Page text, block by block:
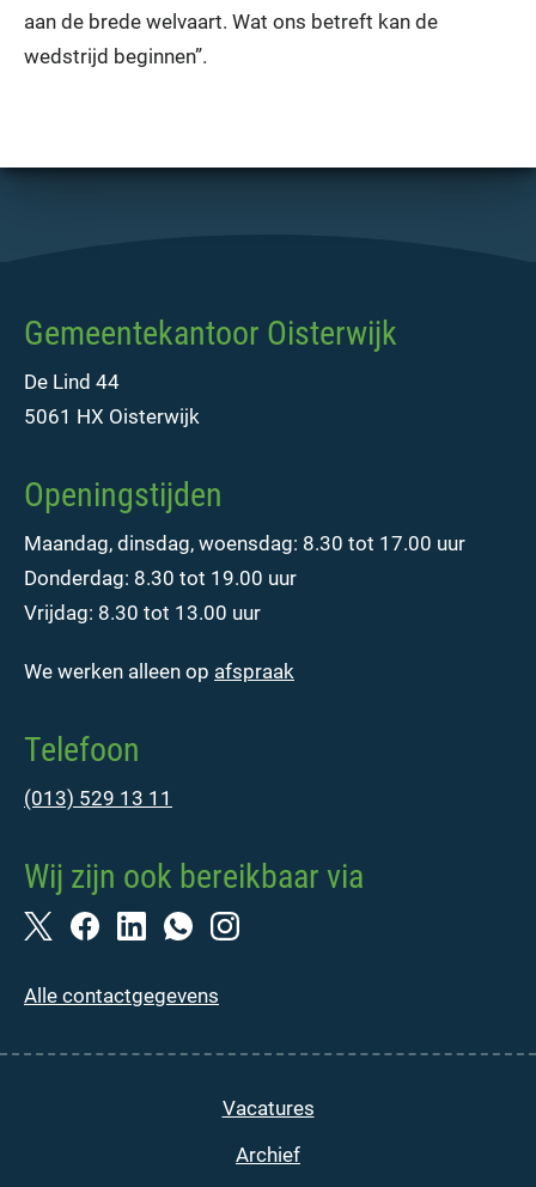
aan de brede welvaart. Wat ons betreft kan de
wedstrijd beginnen”.
Gemeentekantoor Oisterwijk
De Lind 44
5061 HX Oisterwijk
Openingstijden
Maandag, dinsdag, woensdag: 8.30 tot 17.00 uur
Donderdag: 8.30 tot 19.00 uur
Vrijdag: 8.30 tot 13.00 uur
We werken alleen op afspraak
Telefoon
(013) 529 13 11
Wij zijn ook bereikbaar via
Alle contactgegevens
Vacatures
Archief